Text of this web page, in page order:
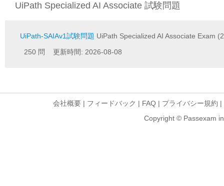
UiPath Specialized AI Associate 試験問題
UiPath-SAIAv1試験問題 UiPath Specialized AI Associate Exam
250 問 更新時間: 2026-08-08
会社概要 | フィードバック | FAQ | プライバシー規約 |
Copyright © Passexam